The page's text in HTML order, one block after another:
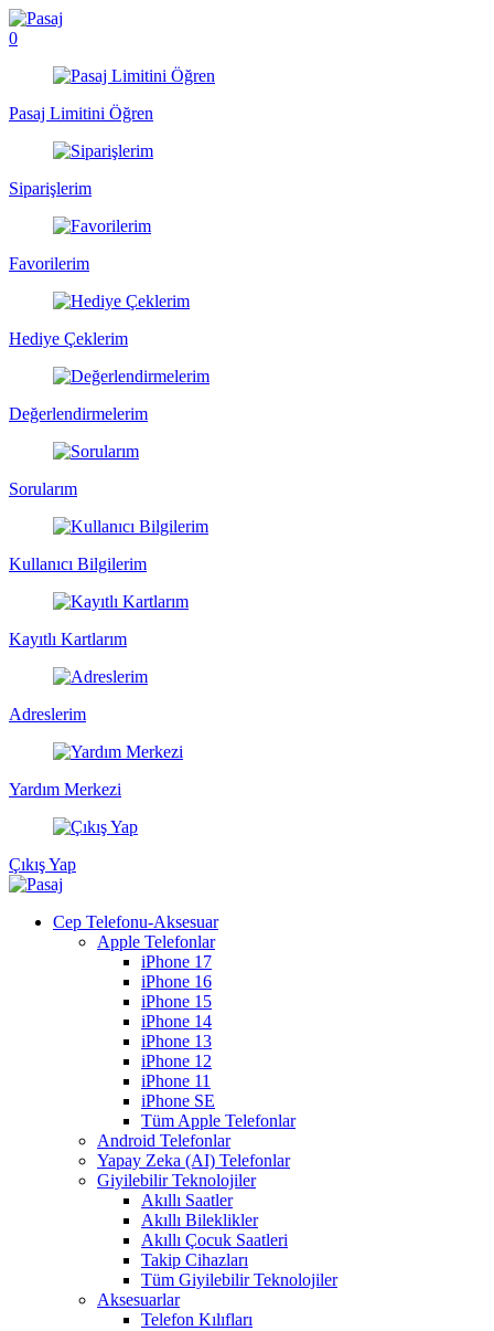
0
Pasaj Limitini Öğren
Siparişlerim
Favorilerim
Hediye Çeklerim
Değerlendirmelerim
Sorularım
Kullanıcı Bilgilerim
Kayıtlı Kartlarım
Adreslerim
Yardım Merkezi
Çıkış Yap
Cep Telefonu-Aksesuar
Apple Telefonlar
iPhone 17
iPhone 16
iPhone 15
iPhone 14
iPhone 13
iPhone 12
iPhone 11
iPhone SE
Tüm Apple Telefonlar
Android Telefonlar
Yapay Zeka (AI) Telefonlar
Giyilebilir Teknolojiler
Akıllı Saatler
Akıllı Bileklikler
Akıllı Çocuk Saatleri
Takip Cihazları
Tüm Giyilebilir Teknolojiler
Aksesuarlar
Telefon Kılıfları